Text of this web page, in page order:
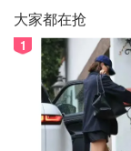
大家都在抢
1